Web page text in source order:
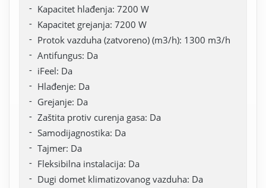
Kapacitet hlađenja: 7200 W
Kapacitet grejanja: 7200 W
Protok vazduha (zatvoreno) (m3/h): 1300 m3/h
Antifungus: Da
iFeel: Da
Hlađenje: Da
Grejanje: Da
Zaštita protiv curenja gasa: Da
Samodijagnostika: Da
Tajmer: Da
Fleksibilna instalacija: Da
Dugi domet klimatizovanog vazduha: Da